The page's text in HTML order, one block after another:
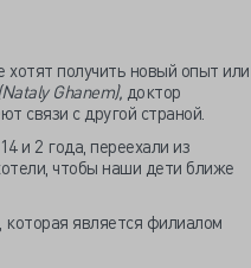
получить новый опыт или
Ghanem), доктор
связи с другой страной.
и 2 года, переехали из
чтобы наши дети ближе
которая является филиалом